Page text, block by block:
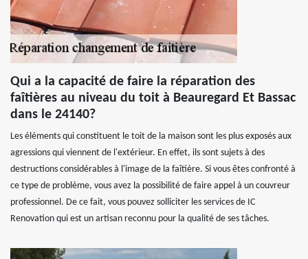
Qui a la capacité de faire la réparation des
faîtières au niveau du toit à Beauregard Et Bassac
dans le 24140?
Les éléments qui constituent le toit de la maison sont les plus exposés aux
agressions qui viennent de l'extérieur. En effet, ils sont sujets à des
destructions considérables à l'image de la faîtière. Si vous êtes confronté à
ce type de problème, vous avez la possibilité de faire appel à un couvreur
professionnel. De ce fait, vous pouvez solliciter les services de IC
Renovation qui est un artisan reconnu pour la qualité de ses tâches.